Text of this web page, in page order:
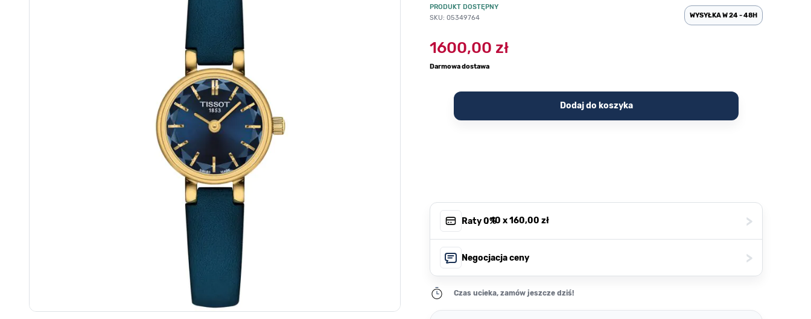
PRODUKT DOSTĘPNY
SKU: 05349764
WYSYŁKA W 24 - 48H
1600,00 zł
Darmowa dostawa
Dodaj do koszyka
Raty 0%, 10 x160,00 zł >
Negocjacja ceny >
Czas ucieka, zamów jeszcze dziś!